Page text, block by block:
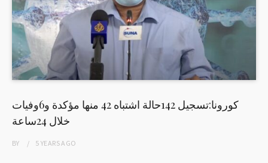
كورونا:تسجيل 142حالة اشتباه 42 منها مؤكدة و6وفيات
خلال 24ساعة
BY 5 YEARSAGO